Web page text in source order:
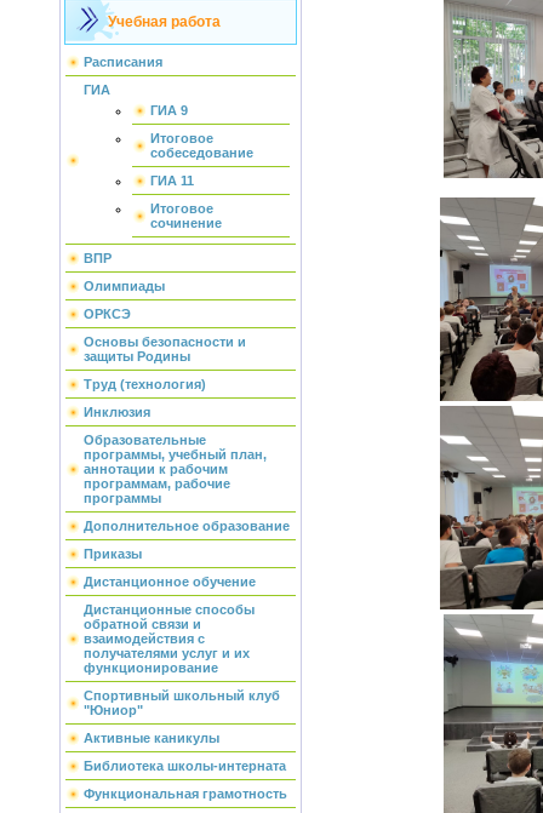
Учебная работа
Расписания
ГИА
ГИА 9
Итоговое
собеседование
ГИА 11
Итоговое
сочинение
ВПР
Олимпиады
ОРКСЭ
Основы безопасности и
защиты Родины
Труд (технология)
Инклюзия
Образовательные
программы, учебный план,
аннотации к рабочим
программам, рабочие
программы
Дополнительное образование
Приказы
Дистанционное обучение
Дистанционные способы
обратной связи и
взаимодействия с
получателями услуг и их
функционирование
Спортивный школьный клуб
"Юниор"
Активные каникулы
Библиотека школы-интерната
Функциональная грамотность